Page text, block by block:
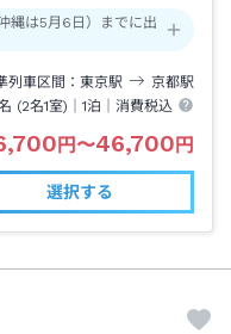
は5月6日）までに出
列車区間 東京駅 京都駅
(2名1室)｜1泊 ｜消費税込
円〜46,700円
選択する